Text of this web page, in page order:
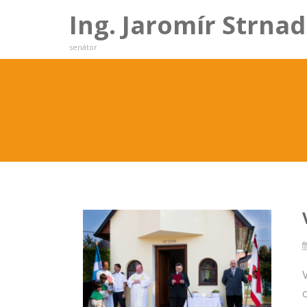
Ing. Jaromír Strnad
senátor